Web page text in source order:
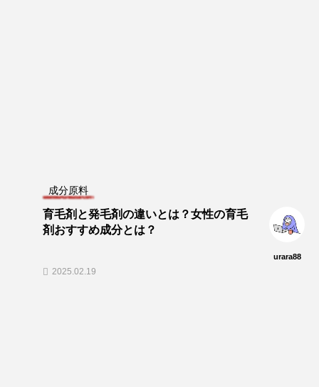
成分原料
育毛剤と発毛剤の違いとは？女性の育毛
剤おすすめ成分とは？
urara88
2025.02.19